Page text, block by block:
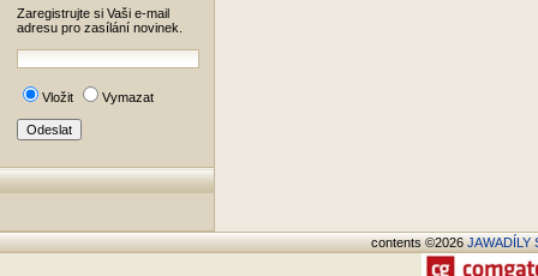
Zaregistrujte si Vaši e-mail
adresu pro zasílání novinek.
Vložit Vymazat
contents ©2026JAWADÍLY